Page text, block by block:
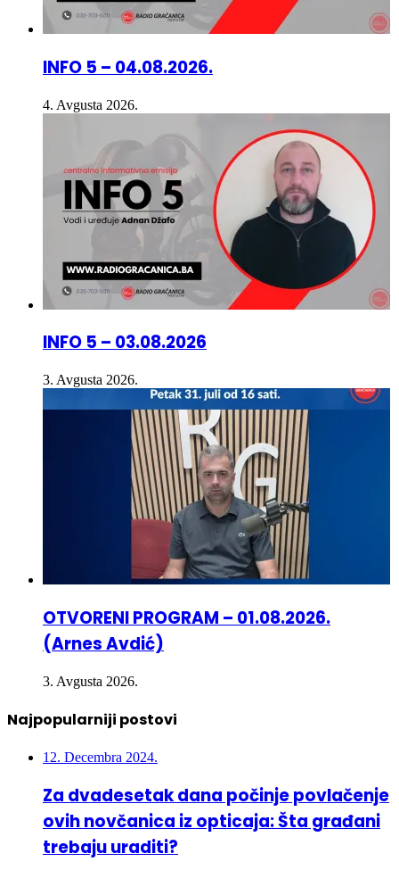
INFO 5 – 04.08.2026.
4. Avgusta 2026.
INFO 5 – 03.08.2026
3. Avgusta 2026.
OTVORENI PROGRAM – 01.08.2026.
(Arnes Avdić)
3. Avgusta 2026.
Najpopularniji postovi
12. Decembra 2024.
Za dvadesetak dana počinje povlačenje
ovih novčanica iz opticaja: Šta građani
trebaju uraditi?
6. Aprila 2021.